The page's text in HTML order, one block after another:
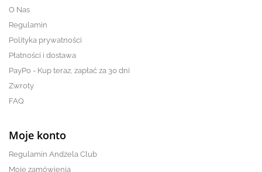
O Nas
Regulamin
Polityka prywatności
Płatności i dostawa
PayPo - Kup teraz, zapłać za 30 dni
Zwroty
FAQ
Moje konto
Regulamin Andżela Club
Moje zamówienia